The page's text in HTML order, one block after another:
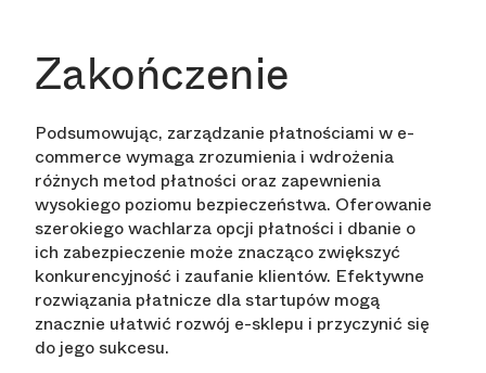
Zakończenie
Podsumowując, zarządzanie płatnościami w e-
commerce wymaga zrozumienia i wdrożenia
różnych metod płatności oraz zapewnienia
wysokiego poziomu bezpieczeństwa. Oferowanie
szerokiego wachlarza opcji płatności i dbanie o
ich zabezpieczenie może znacząco zwiększyć
konkurencyjność i zaufanie klientów. Efektywne
rozwiązania płatnicze dla startupów mogą
znacznie ułatwić rozwój e-sklepu i przyczynić się
do jego sukcesu.